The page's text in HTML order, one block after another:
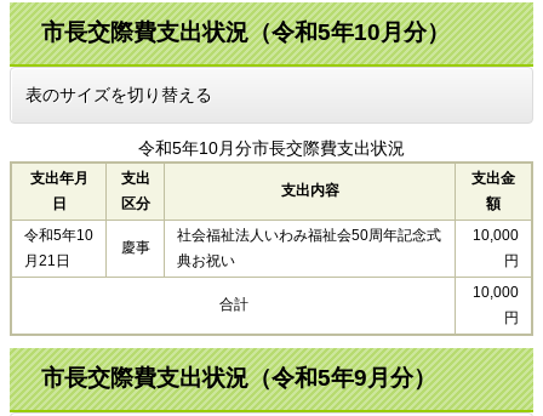
市長交際費支出状況（令和5年10月分）
表のサイズを切り替える
支出年月
日
支出
区分
支出内容
支出金
額
令和5年10月分市長交際費支出状況
令和5年10
月21日
慶事
社会福祉法人いわみ福祉会50周年記念式
典お祝い
10,000
円
合計
10,000
円
市長交際費支出状況（令和5年9月分）